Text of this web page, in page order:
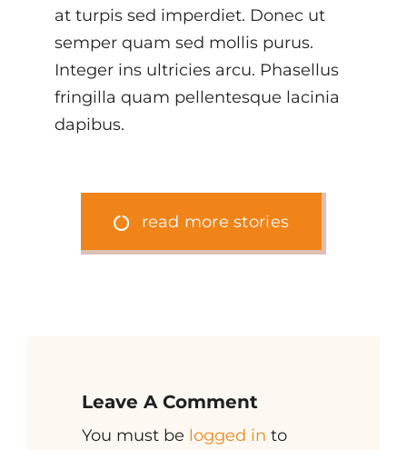
at turpis sed imperdiet. Donec ut
semper quam sed mollis purus.
Integer ins ultricies arcu. Phasellus
fringilla quam pellentesque lacinia
dapibus.
read more stories
Leave A Comment
You must be logged in to